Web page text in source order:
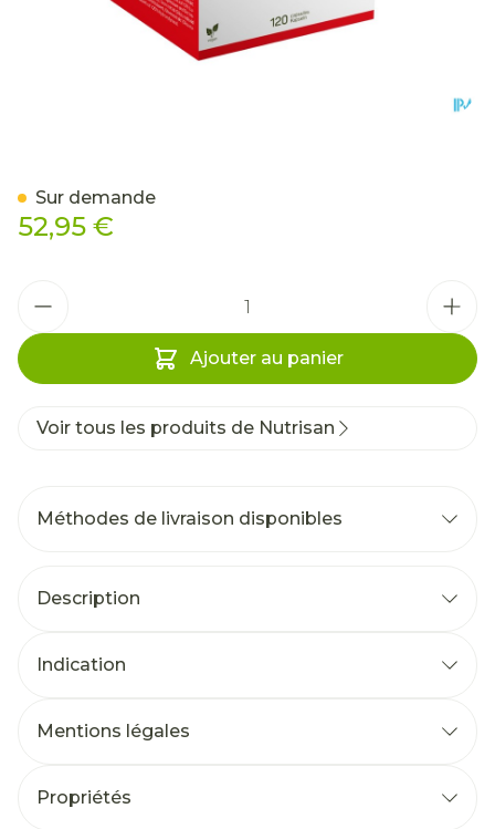
52,95 €
Ajouter au panier
Sur demande
Voir tous les produits de Nutrisan
Méthodes de livraison disponibles
Description
Indication
Mentions légales
Propriétés